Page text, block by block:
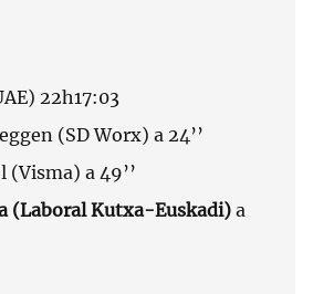
22h17:03
(SD Worx) a 24’’
(Visma) a 49’’
(Laboral Kutxa-Euskadi) a